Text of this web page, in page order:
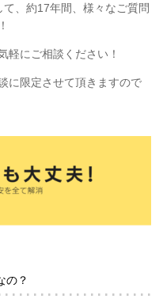
、約17年間、様々なご質問
軽にご相談ください！
に限定させて頂きますので
の？